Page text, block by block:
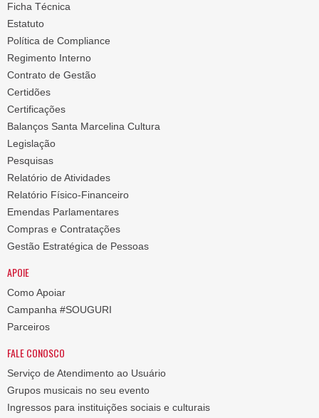
Ficha Técnica
Estatuto
Política de Compliance
Regimento Interno
Contrato de Gestão
Certidões
Certificações
Balanços Santa Marcelina Cultura
Legislação
Pesquisas
Relatório de Atividades
Relatório Físico-Financeiro
Emendas Parlamentares
Compras e Contratações
Gestão Estratégica de Pessoas
APOIE
Como Apoiar
Campanha #SOUGURI
Parceiros
FALE CONOSCO
Serviço de Atendimento ao Usuário
Grupos musicais no seu evento
Ingressos para instituições sociais e culturais